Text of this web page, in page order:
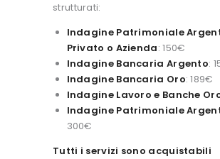
strutturati:
Indagine Patrimoniale
Privato o Azienda: 150€
Indagine Bancaria Argento:
Indagine Bancaria Oro: 189€
Indagine Lavoro e Banche
Indagine Patrimoniale
300€
Tutti i servizi sono acquistabili